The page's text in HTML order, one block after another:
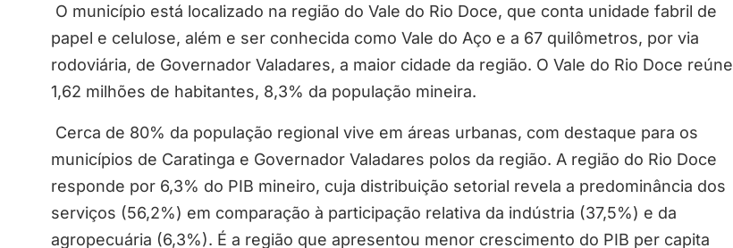
O município está localizado na região do Vale do Rio Doce, que conta unidade fabril de
papel e celulose, além e ser conhecida como Vale do Aço e a 67 quilômetros, por via
rodoviária, de Governador Valadares, a maior cidade da região. O Vale do Rio Doce reúne
1,62 milhões de habitantes, 8,3% da população mineira.
Cerca de 80% da população regional vive em áreas urbanas, com destaque para os
municípios de Caratinga e Governador Valadares polos da região. A região do Rio Doce
responde por 6,3% do PIB mineiro, cuja distribuição setorial revela a predominância dos
serviços (56,2%) em comparação à participação relativa da indústria (37,5%) e da
agropecuária (6,3%). É a região que apresentou menor crescimento do PIB per capita